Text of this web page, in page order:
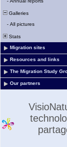
Galleries
- All pictures
Stats
Migration sites
Resources and links
The Migration Study
Our partners